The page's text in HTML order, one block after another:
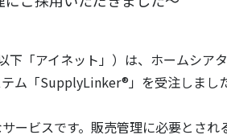
「アイネット」）は、ホームシア
ム「SupplyLinker®」を受注しまし
ービスです。販売管理に必要とされ